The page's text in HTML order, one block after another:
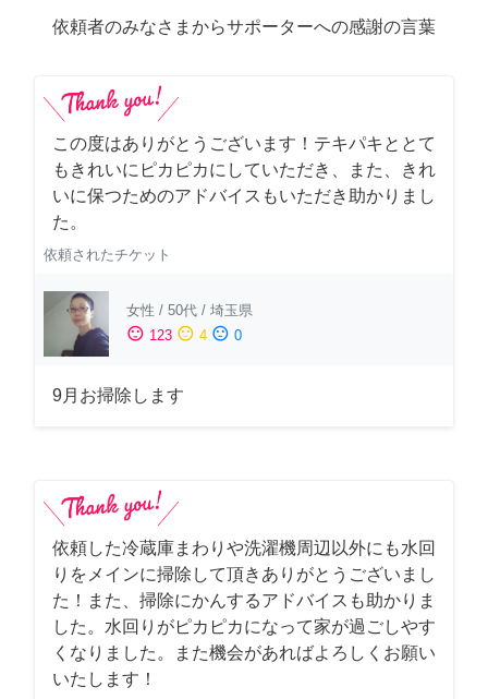
依頼者のみなさまからサポーターへの感謝の言葉
この度はありがとうございます！テキパキととて
もきれいにピカピカにしていただき、また、きれ
いに保つためのアドバイスもいただき助かりまし
た。
依頼されたチケット
女性 / 50代 / 埼玉県
sentiment_satisfied 123 sentiment_neutral 4 sentiment_dissatisfied 0
9月お掃除します
依頼した冷蔵庫まわりや洗濯機周辺以外にも水回
りをメインに掃除して頂きありがとうございまし
た！また、掃除にかんするアドバイスも助かりま
した。水回りがピカピカになって家が過ごしやす
くなりました。また機会があればよろしくお願い
いたします！